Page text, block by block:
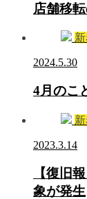
店舗移
2024.5.30
4月のこ
2023.3.14
【復旧
象が発生